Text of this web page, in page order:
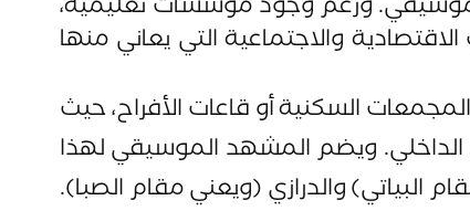
الموسيقي. ورغم وجود مؤسسات تعليمية،
والاجتماعية التي يعاني منها
السكنية أو قاعات الأفراح، حيث
الداخلي. ويضم المشهد الموسيقي لهذا
البياتي) والدرازي (ويعني مقام الصبا).